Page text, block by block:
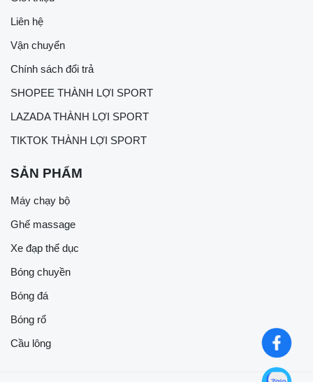
Liên hệ
Vận chuyển
Chính sách đổi trả
SHOPEE THÀNH LỢI SPORT
LAZADA THÀNH LỢI SPORT
TIKTOK THÀNH LỢI SPORT
SẢN PHẨM
Máy chạy bộ
Ghế massage
Xe đạp thể dục
Bóng chuyền
Bóng đá
Bóng rổ
Cầu lông